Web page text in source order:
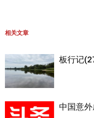
相关文章
板行记
中国意